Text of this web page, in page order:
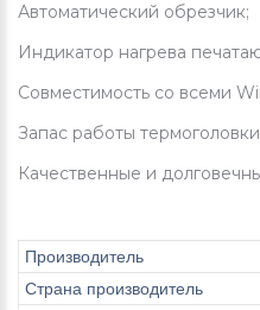
Автоматический обрезчик;
Индикатор нагрева
Совместимость со всеми
Запас работы
Качественные и
Производитель
Страна производитель